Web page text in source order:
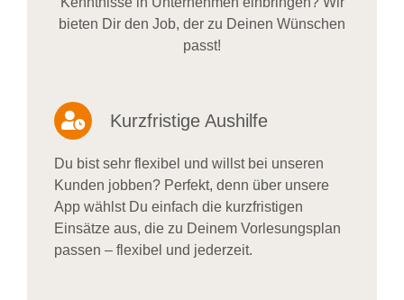
bieten Dir den Job, der zu Deinen Wünschen
passt!
Kurzfristige Aushilfe
Du bist sehr flexibel und willst bei unseren
Kunden jobben? Perfekt, denn über unsere
App wählst Du einfach die kurzfristigen
Einsätze aus, die zu Deinem Vorlesungsplan
passen – flexibel und jederzeit.